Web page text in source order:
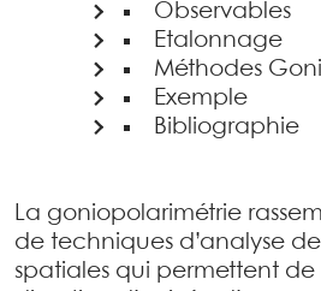
Observables
Etalonnage
Méthodes
Exemple
Bibliographie
La goniopolarimétrie
de techniques d’analyse
spatiales qui permettent de